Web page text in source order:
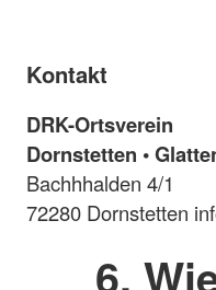
Kontakt
DRK-Ortsverein
Dornstetten •
Bachhhalden 4/1
72280 Dornstetten
6.